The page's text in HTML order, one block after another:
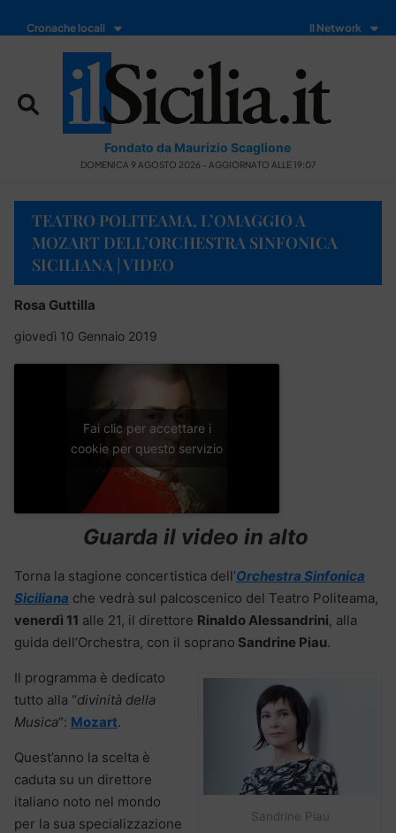
Cronache locali Il Network
Fondato da Maurizio Scaglione
DOMENICA 9 AGOSTO 2026 - AGGIORNATO ALLE 19:07
TEATRO POLITEAMA, L’OMAGGIO A
MOZART DELL’ORCHESTRA SINFONICA
SICILIANA | VIDEO
Rosa Guttilla
giovedì 10 Gennaio 2019
Fai clic per accettare i
cookie per questo servizio
Guarda il video in alto
Torna la stagione concertistica dell’Orchestra Sinfonica
Siciliana che vedrà sul palcoscenico del Teatro Politeama,
venerdì 11 alle 21, il direttore Rinaldo Alessandrini, alla
guida dell’Orchestra, con il soprano Sandrine Piau.
Sandrine Piau
Il programma è dedicato
tutto alla “divinità della
Musica“: Mozart.
Quest’anno la scelta è
caduta su un direttore
italiano noto nel mondo
per la sua specializzazione